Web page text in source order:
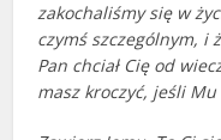
zakochaliśmy się w
czymś szczególnym, i
Pan chciał Cię od
masz kroczyć, jeśli